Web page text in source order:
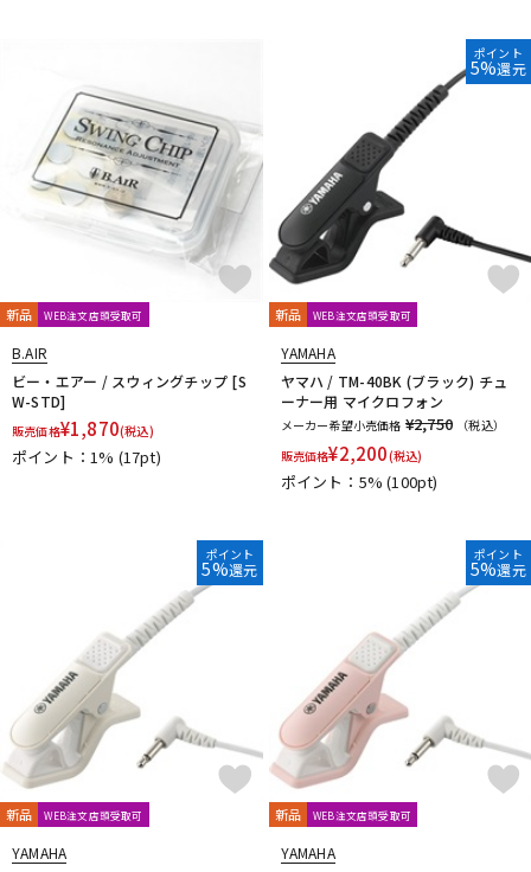
新品 WEB注文店頭受取可
B.AIR
ビー・エアー / スウィングチップ [S
W-STD]
販売価格¥1,870(税込)
ポイント：1% (17pt)
ポイント
5%還元
新品 WEB注文店頭受取可
YAMAHA
ヤマハ / TM-40BK (ブラック) チュ
ーナー用 マイクロフォン
メーカー希望小売価格 ¥2,750
（税込）
販売価格¥2,200(税込)
ポイント：5%(100pt)
ポイント
5%還元
新品 WEB注文店頭受取可
YAMAHA
ポイント
5%還元
新品 WEB注文店頭受取可
YAMAHA